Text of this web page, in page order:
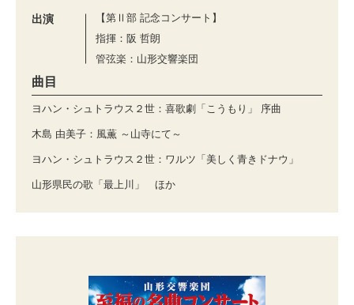
出演
【第Ⅱ部 記念コンサート】
指揮：阪 哲朗
管弦楽：山形交響楽団
曲目
ヨハン・シュトラウス２世：喜歌劇「こうもり」 序曲
木島 由美子：風薫 ～山寺にて～
ヨハン・シュトラウス２世：ワルツ「美しく青きドナウ」
山形県民の歌「最上川」 ほか